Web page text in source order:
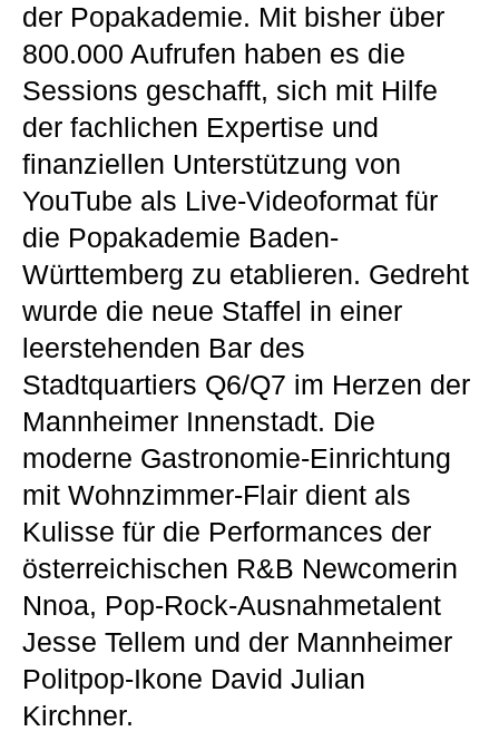
der Popakademie. Mit bisher über
800.000 Aufrufen haben es die
Sessions geschafft, sich mit Hilfe
der fachlichen Expertise und
finanziellen Unterstützung von
YouTube als Live-Videoformat für
die Popakademie Baden-
Württemberg zu etablieren. Gedreht
wurde die neue Staffel in einer
leerstehenden Bar des
Stadtquartiers Q6/Q7 im Herzen der
Mannheimer Innenstadt. Die
moderne Gastronomie-Einrichtung
mit Wohnzimmer-Flair dient als
Kulisse für die Performances der
österreichischen R&B Newcomerin
Nnoa, Pop-Rock-Ausnahmetalent
Jesse Tellem und der Mannheimer
Politpop-Ikone David Julian
Kirchner.